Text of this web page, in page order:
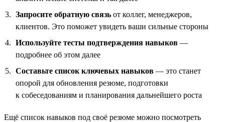
Запросите обратную связь от коллег, менеджеров,
клиентов. Это поможет увидеть ваши сильные стороны
Используйте тесты подтверждения навыков —
подробнее об этом далее
Составьте список ключевых навыков — это станет
опорой для обновления резюме, подготовки
к собеседованиям и планирования дальнейшего роста
Ещё список навыков под своё резюме можно посмотреть